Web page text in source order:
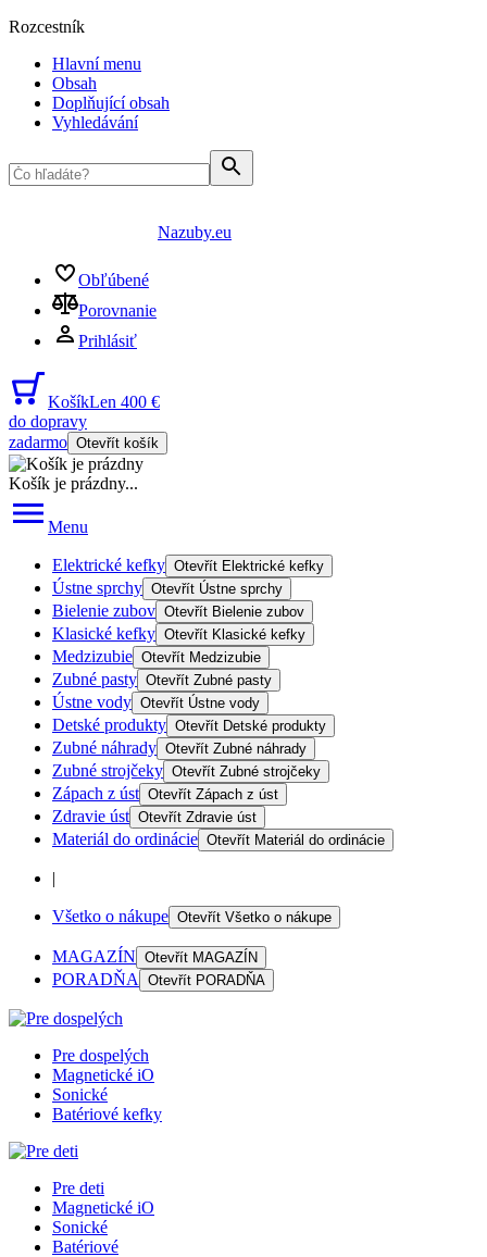
Rozcestník
Hlavní menu
Obsah
Doplňující obsah
Vyhledávání
Nazuby.eu
Obľúbené
Porovnanie
Prihlásiť
KošíkLen 400 €
do dopravy
zadarmo Otevřít košík
Košík je prázdny...
Menu
Elektrické kefky Otevřít Elektrické kefky
Ústne sprchy Otevřít Ústne sprchy
Bielenie zubov Otevřít Bielenie zubov
Klasické kefky Otevřít Klasické kefky
Medzizubie Otevřít Medzizubie
Zubné pasty Otevřít Zubné pasty
Ústne vody Otevřít Ústne vody
Detské produkty Otevřít Detské produkty
Zubné náhrady Otevřít Zubné náhrady
Zubné strojčeky Otevřít Zubné strojčeky
Zápach z úst Otevřít Zápach z úst
Zdravie úst Otevřít Zdravie úst
Materiál do ordinácie Otevřít Materiál do ordinácie
|
Všetko o nákupe Otevřít Všetko o nákupe
MAGAZÍN Otevřít MAGAZÍN
PORADŇA Otevřít PORADŇA
Pre dospelých
Magnetické iO
Sonické
Batériové kefky
Pre deti
Magnetické iO
Sonické
Batériové